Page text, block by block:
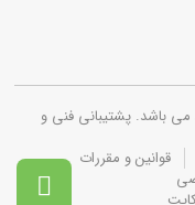

باشد. پشتیبانی فنی و
قوانین و مقررات